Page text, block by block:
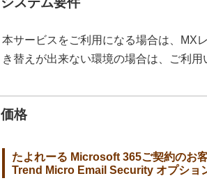
本サービスをご利用になる場合は、MX
き替えが出来ない環境の場合は、ご利
価格
たよれーる Microsoft 365ご契約のお
Trend Micro Email Security オプショ